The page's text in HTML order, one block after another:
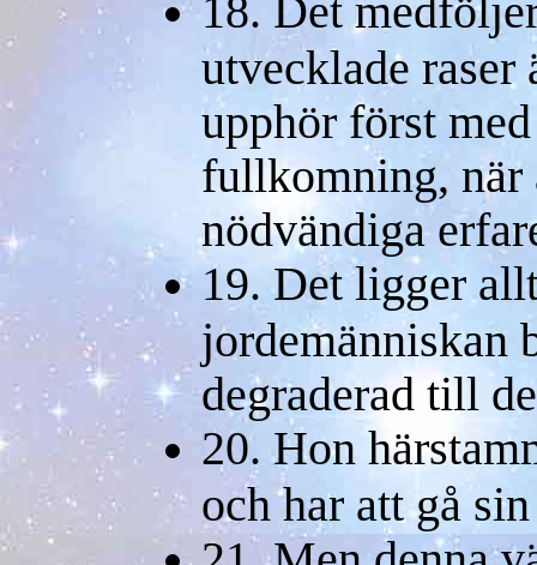
18. Det
utvecklade raser
upphör först
fullkomning, när
nödvändiga
19. Det ligger
jordemänniskan
degraderad till
20. Hon
och har att gå